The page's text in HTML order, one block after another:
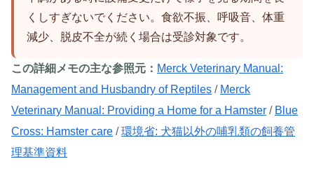
くしすぎないでください。食欲不振、呼吸音、体重
減少、脱皮不全が続く場合は受診対象です。
この詳細メモの主な参照元： Merck Veterinary Manual:
Management and Husbandry of Reptiles / Merck
Veterinary Manual: Providing a Home for a Hamster / Blue
Cross: Hamster care /環境省: 犬猫以外の哺乳類の飼養管
理基準資料